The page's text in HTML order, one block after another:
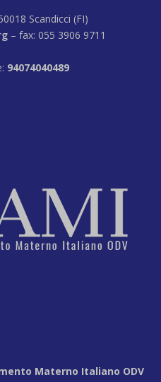
Scandicci (FI)
– fax: 055 3906 9711
94074040489
Materno Italiano ODV